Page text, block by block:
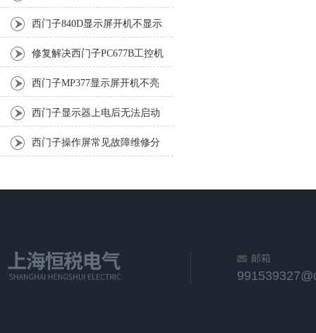
电灯全部闪问题排除
西门子840D显示屏开机不显示
（修复率高达96%以上）
修复解决西门子PC677B工控机
自检通不过死机问题
西门子MP377显示屏开机不亮
(超过18年技术案例)专门修复
西门子显示器上电后无法启动
修复分析方法
西门子操作屏常见故障维修分
邮箱